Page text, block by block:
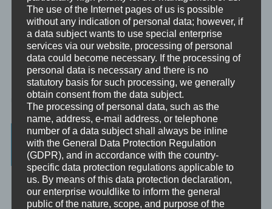
Beratung, Mentoring, Supervision und
Ausbildung
Beratung
Beratung ist das individuelle Aufarbeiten verschiedenster
Problemstellungen durch Interaktion zwischen einer unabhängigen
The use of the Internet pages of us is possible
without any indication of personal data; however, if
a data subject wants to use special enterprise
services via our website, processing of personal
data could become necessary. If the processing of
personal data is necessary and there is no
statutory basis for such processing, we generally
obtain consent from the data subject.
The processing of personal data, such as the
name, address, e-mail address, or telephone
number of a data subject shall always be inline
with the General Data Protection Regulation
(GDPR), and in accordance with the country-
specific data protection regulations applicable to
us. By means of this data protection declaration,
our enterprise wouldlike to inform the general
public of the nature, scope, and purpose of the